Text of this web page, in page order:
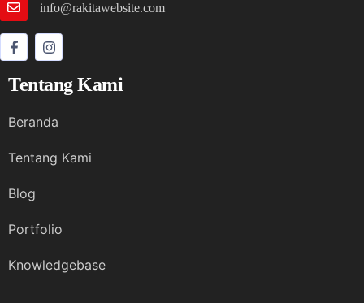
info@rakitawebsite.com
Tentang Kami
Beranda
Tentang Kami
Blog
Portfolio
Knowledgebase